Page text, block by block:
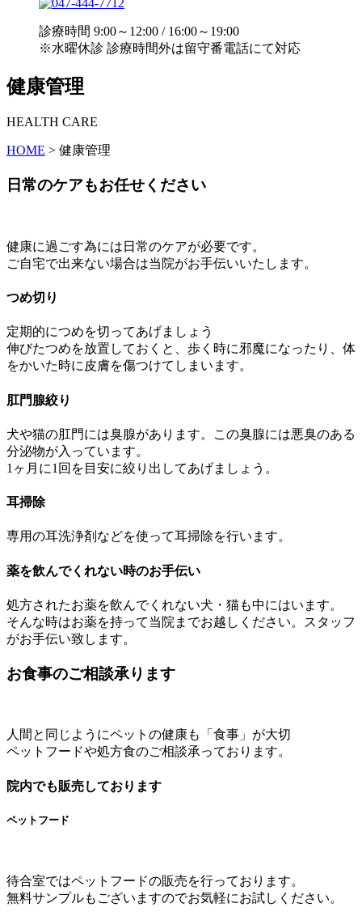
診療時間 9:00～12:00 / 16:00～19:00
※水曜休診 診療時間外は留守番電話にて対応
健康管理
HEALTH CARE
HOME > 健康管理
日常のケアもお任せください
健康に過ごす為には日常のケアが必要です。
ご自宅で出来ない場合は当院がお手伝いいたします。
つめ切り
定期的につめを切ってあげましょう
伸びたつめを放置しておくと、歩く時に邪魔になったり、体
をかいた時に皮膚を傷つけてしまいます。
肛門腺絞り
犬や猫の肛門には臭腺があります。この臭腺には悪臭のある
分泌物が入っています。
1ヶ月に1回を目安に絞り出してあげましょう。
耳掃除
専用の耳洗浄剤などを使って耳掃除を行います。
薬を飲んでくれない時のお手伝い
処方されたお薬を飲んでくれない犬・猫も中にはいます。
そんな時はお薬を持って当院までお越しください。スタッフ
がお手伝い致します。
お食事のご相談承ります
人間と同じようにペットの健康も「食事」が大切
ペットフードや処方食のご相談承っております。
院内でも販売しております
ペットフード
待合室ではペットフードの販売を行っております。
無料サンプルもございますのでお気軽にお試しください。